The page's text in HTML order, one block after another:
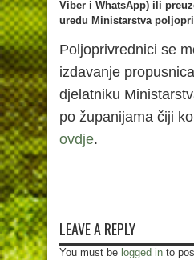
Viber i WhatsApp) ili
uredu Ministarstva
Poljoprivrednici se
izdavanje
djelatniku
po županijama čiji
ovdje.
LEAVE A REPLY
You must be logged in to